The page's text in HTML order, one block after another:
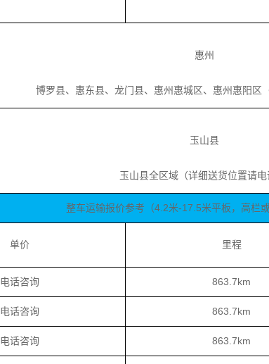
惠州
博罗县、惠东县、龙门县、惠州惠城区、惠州惠阳区
玉山县
玉山县全区域（详细送货位置请电
整车运输报价参考（4.2米-17.5米平板，高栏或
单价 里程
电话咨询 863.7km
电话咨询 863.7km
电话咨询 863.7km